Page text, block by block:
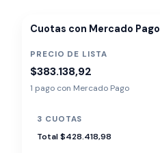
Cuotas con Mercado Pago
PRECIO DE LISTA
$383.138,92
1 pago con Mercado Pago
3 CUOTAS
Total $428.418,98